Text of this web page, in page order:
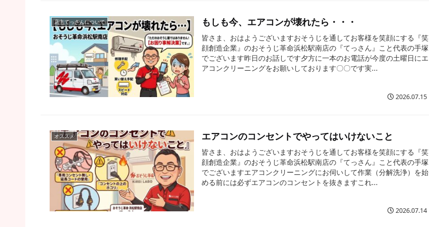
店主てっさんについて もしも今、エアコンが壊れたら・・・
皆さま、おはようございますおそうじを通してお客様を笑顔にする『笑
顔創造企業』のおそうじ革命浜松駅南店の『てっさん』こと代表の手塚
でございます昨日のお話しです夕方に一本のお電話が今度の土曜日にエ
アコンクリーニングをお願いしております〇〇です実...
2026.07.15
オススメ エアコンのコンセントでやってはいけないこと
皆さま、おはようございますおそうじを通してお客様を笑顔にする『笑
顔創造企業』のおそうじ革命浜松駅南店の『てっさん』こと代表の手塚
でございますエアコンクリーニングにお伺いして作業（分解洗浄）を始
める前には必ずエアコンのコンセントを抜きますこれ...
2026.07.14